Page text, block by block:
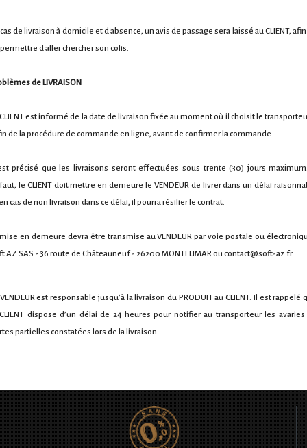
cas de livraison à domicile et d'absence, un avis de passage sera laissé au CLIENT,
d'aller chercher son colis.
de LIVRAISON
est informé de la date de livraison fixée au moment où il choisit le
de la procédure de commande en ligne, avant de confirmer la commande.
précisé que les livraisons seront effectuées sous trente (30) jours
le CLIENT doit mettre en demeure le VENDEUR de livrer dans un délai
cas de non livraison dans ce délai, il pourra résilier le contrat.
en demeure devra être transmise au VENDEUR par voie postale ou
AZ SAS - 36 route de Châteauneuf - 26200 MONTELIMAR ou contact@soft-az.fr.
est responsable jusqu’à la livraison du PRODUIT au CLIENT. Il est rappelé
dispose d’un délai de 24 heures pour notifier au transporteur les avaries
partielles constatées lors de la livraison.